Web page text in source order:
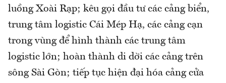
luồng Xoài Rạp; kêu gọi đầu tư các cảng biển,
trung tâm logistic Cái Mép Hạ, các cảng cạn
trong vùng để hình thành các trung tâm
logistic lớn; hoàn thành di dời các cảng trên
sông Sài Gòn; tiếp tục hiện đại hóa cảng cửa